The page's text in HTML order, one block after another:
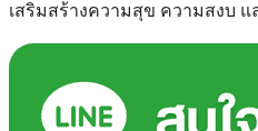
เสริมสร้างความสุข ความสงบ